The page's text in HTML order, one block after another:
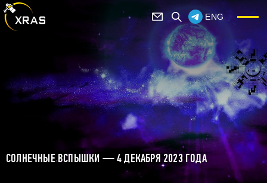
ENG
СОЛНЕЧНЫЕ ВСПЫШКИ — 4 ДЕКАБРЯ 2023 ГОДА